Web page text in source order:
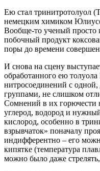
Ею стал тринитротолуол (
немецким химиком
Вообще-то ученый просто
побочный продукт
поры до времени
И снова на сцену
обработанного ею
нитросоединений с
группами, не слишком
Сомнений в их горючести
углерод, водород и
кислород, особенно в
взрывчаток» поначалу
индифферентно – его
кипятке (температура
можно было даже